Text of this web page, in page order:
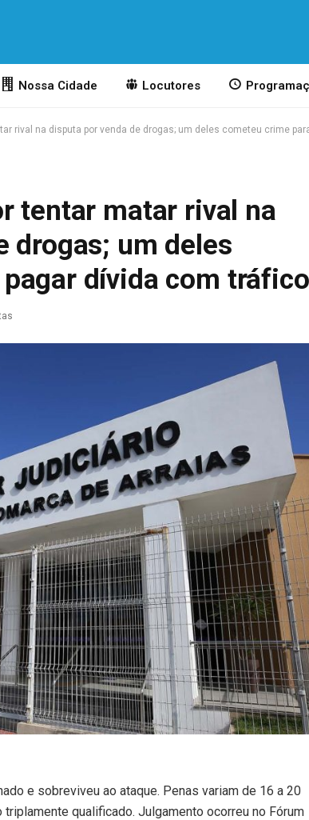
Nossa Cidade Locutores
rival na disputa por venda de drogas; um deles cometeu crime
tentar matar rival na
drogas; um deles
dívida com tráfico
e sobreviveu ao ataque. Penas variam de 16 a 20
qualificado. Julgamento ocorreu no Fórum